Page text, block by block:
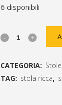
6 disponibili
stola
CATEGORIA: Stole
TAG: stola ricca,